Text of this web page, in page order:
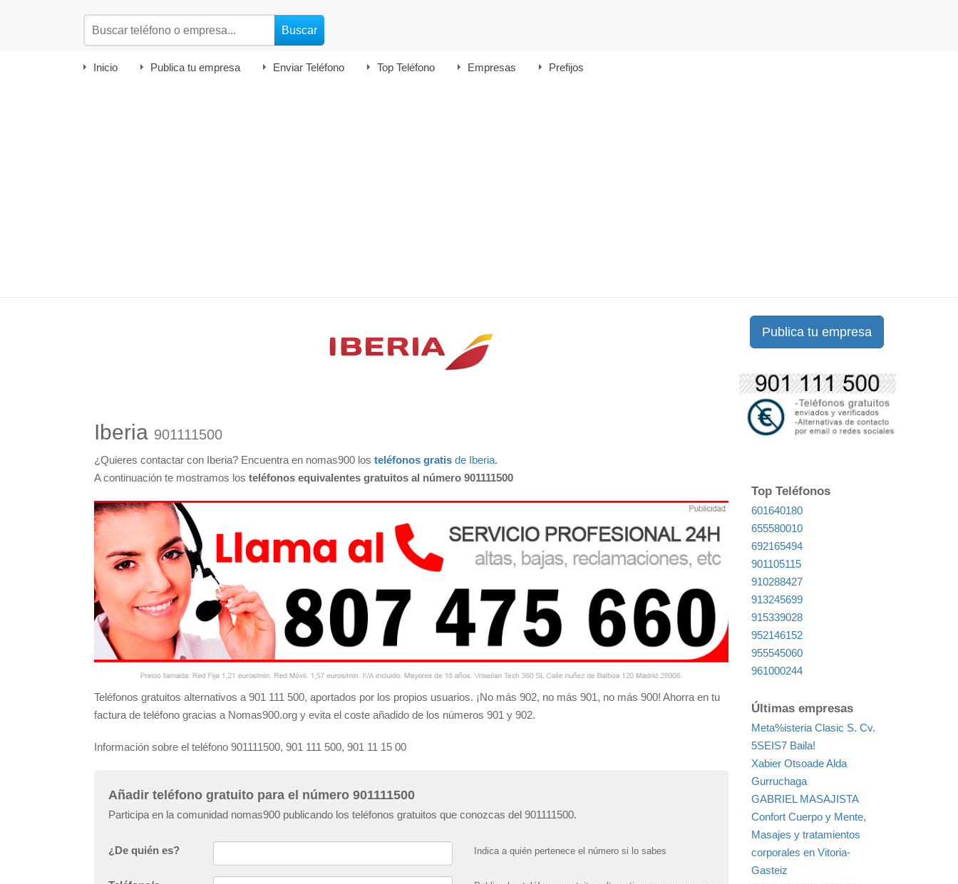
Inicio Publica tu empresa Enviar Teléfono Top Teléfono Empresas Prefijos
Iberia 901111500
¿Quieres contactar con Iberia? Encuentra en nomas900 los teléfonos gratis de Iberia.
A continuación te mostramos los teléfonos equivalentes gratuitos al número 901111500
Teléfonos gratuitos alternativos a 901 111 500, aportados por los propios usuarios. ¡No más 902, no más 901, no más 900! Ahorra en tu
factura de teléfono gracias a Nomas900.org y evita el coste añadido de los números 901 y 902.
Información sobre el teléfono 901111500, 901 111 500, 901 11 15 00
Añadir teléfono gratuito para el número 901111500
Participa en la comunidad nomas900 publicando los teléfonos gratuitos que conozcas del 901111500.
¿De quién es? Indica a quién pertenece el número si lo sabes
Publica tu empresa
Top Teléfonos
601640180
655580010
692165494
901105115
910288427
913245699
915339028
952146152
955545060
961000244
Últimas empresas
Meta%isteria Clasic S. Cv.
5SEIS7 Baila!
Xabier Otsoade Alda
Gurruchaga
GABRIEL MASAJISTA
Confort Cuerpo y Mente,
Masajes y tratamientos
corporales en Vitoria-
Gasteiz